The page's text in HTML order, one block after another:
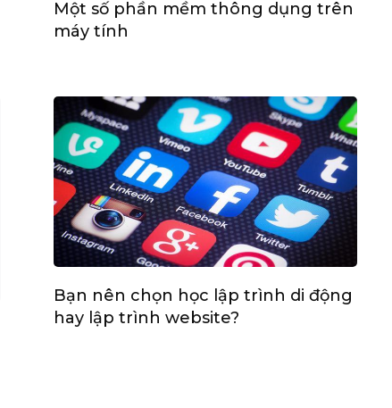
Một số phần mềm thông dụng trên
máy tính
Bạn nên chọn học lập trình di động
hay lập trình website?